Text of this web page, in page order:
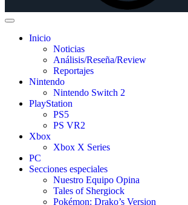
Inicio
Noticias
Análisis/Reseña/Review
Reportajes
Nintendo
Nintendo Switch 2
PlayStation
PS5
PS VR2
Xbox
Xbox X Series
PC
Secciones especiales
Nuestro Equipo Opina
Tales of Shergiock
Pokémon: Drako’s Version